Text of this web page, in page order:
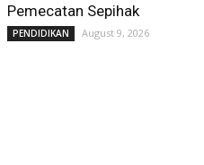
Pemecatan Sepihak
PENDIDIKAN August 9, 2026